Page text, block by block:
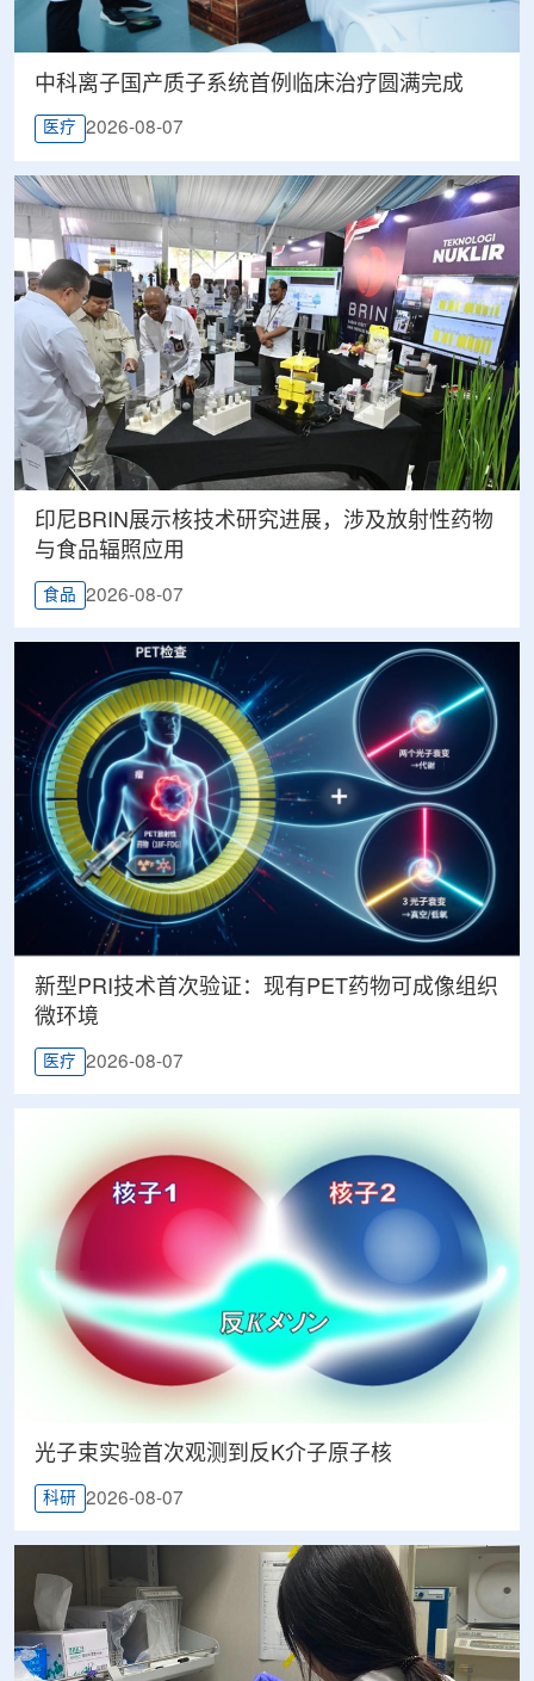
中科离子国产质子系统首例临床治疗圆满完成
医疗 2026-08-07
印尼BRIN展示核技术研究进展，涉及放射性药物
与食品辐照应用
食品 2026-08-07
新型PRI技术首次验证：现有PET药物可成像组织
微环境
医疗 2026-08-07
光子束实验首次观测到反K介子原子核
科研 2026-08-07